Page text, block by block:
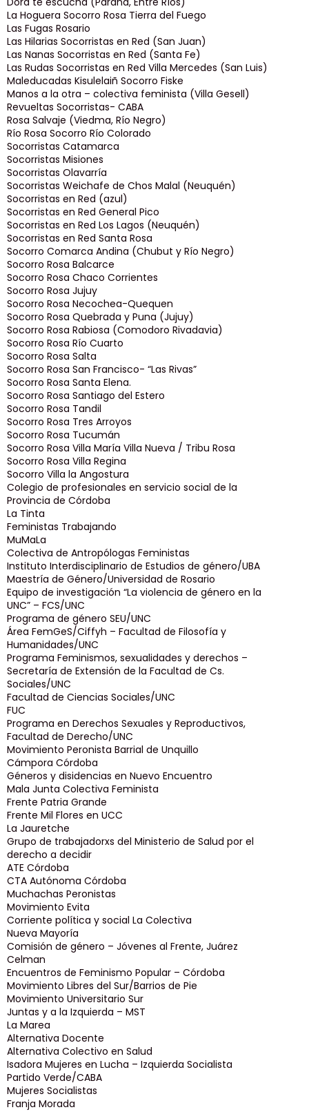
La Hoguera Socorro Rosa Tierra del Fuego
Las Fugas Rosario
Las Hilarias Socorristas en Red (San Juan)
Las Nanas Socorristas en Red (Santa Fe)
Las Rudas Socorristas en Red Villa Mercedes (San Luis)
Maleducadas Kisulelaiñ Socorro Fiske
Manos a la otra – colectiva feminista (Villa Gesell)
Revueltas Socorristas- CABA
Rosa Salvaje (Viedma, Río Negro)
Río Rosa Socorro Río Colorado
Socorristas Catamarca
Socorristas Misiones
Socorristas Olavarría
Socorristas Weichafe de Chos Malal (Neuquén)
Socorristas en Red (azul)
Socorristas en Red General Pico
Socorristas en Red Los Lagos (Neuquén)
Socorristas en Red Santa Rosa
Socorro Comarca Andina (Chubut y Río Negro)
Socorro Rosa Balcarce
Socorro Rosa Chaco Corrientes
Socorro Rosa Jujuy
Socorro Rosa Necochea-Quequen
Socorro Rosa Quebrada y Puna (Jujuy)
Socorro Rosa Rabiosa (Comodoro Rivadavia)
Socorro Rosa Río Cuarto
Socorro Rosa Salta
Socorro Rosa San Francisco- “Las Rivas”
Socorro Rosa Santa Elena.
Socorro Rosa Santiago del Estero
Socorro Rosa Tandil
Socorro Rosa Tres Arroyos
Socorro Rosa Tucumán
Socorro Rosa Villa María Villa Nueva / Tribu Rosa
Socorro Rosa Villa Regina
Socorro Villa la Angostura
Colegio de profesionales en servicio social de la
Provincia de Córdoba
La Tinta
Feministas Trabajando
MuMaLa
Colectiva de Antropólogas Feministas
Instituto Interdisciplinario de Estudios de género/UBA
Maestría de Género/Universidad de Rosario
Equipo de investigación “La violencia de género en la
UNC” – FCS/UNC
Programa de género SEU/UNC
Área FemGeS/Ciffyh – Facultad de Filosofía y
Humanidades/UNC
Programa Feminismos, sexualidades y derechos –
Secretaría de Extensión de la Facultad de Cs.
Sociales/UNC
Facultad de Ciencias Sociales/UNC
FUC
Programa en Derechos Sexuales y Reproductivos,
Facultad de Derecho/UNC
Movimiento Peronista Barrial de Unquillo
Cámpora Córdoba
Géneros y disidencias en Nuevo Encuentro
Mala Junta Colectiva Feminista
Frente Patria Grande
Frente Mil Flores en UCC
La Jauretche
Grupo de trabajadorxs del Ministerio de Salud por el
derecho a decidir
ATE Córdoba
CTA Autónoma Córdoba
Muchachas Peronistas
Movimiento Evita
Corriente política y social La Colectiva
Nueva Mayoría
Comisión de género – Jóvenes al Frente, Juárez
Celman
Encuentros de Feminismo Popular – Córdoba
Movimiento Libres del Sur/Barrios de Pie
Movimiento Universitario Sur
Juntas y a la Izquierda – MST
La Marea
Alternativa Docente
Alternativa Colectivo en Salud
Isadora Mujeres en Lucha – Izquierda Socialista
Partido Verde/CABA
Mujeres Socialistas
Franja Morada